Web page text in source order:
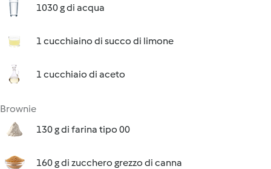
1030 g di acqua
1 cucchiaino di succo di limone
1 cucchiaio di aceto
Brownie
130 g di farina tipo 00
160 g di zucchero grezzo di canna